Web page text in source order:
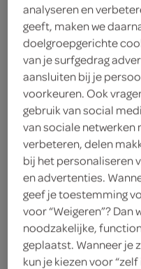
6.
6.
analyseren en
geeft, maken we
doelgroepgerichte
van je surfgedrag
aansluiten bij je
voorkeuren. Ook
gebruik van social
van sociale netwerken
verbeteren, delen
bij het personaliseren
en advertenties.
geef je toestemming
voor “Weigeren”?
noodzakelijke,
geplaatst. Wanneer je
kun je kiezen voor